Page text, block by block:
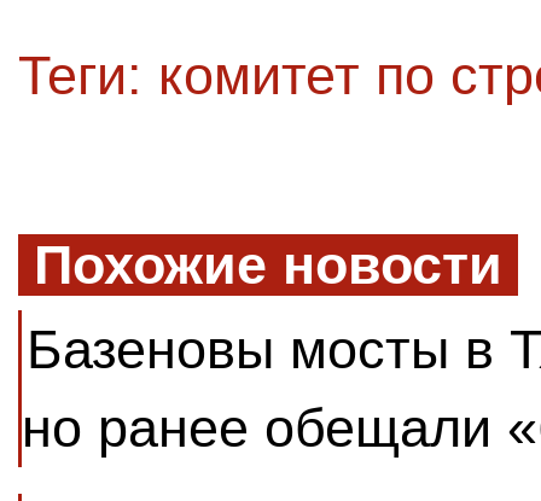
Теги: комитет по
Похожие новости
Базеновы мосты в
но ранее обещали